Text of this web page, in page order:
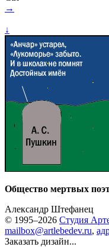
→
↓
Общество мертвых
Александр Штефанец
© 1995–2026 Студия
mailbox@artlebedev.ru,
Заказать дизайн...